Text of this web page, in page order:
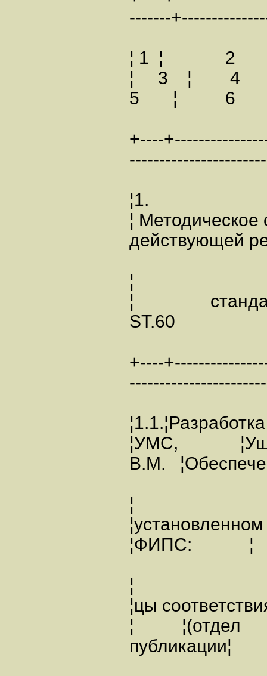
-------
¦ 1 ¦
¦ 3 ¦
5 ¦ 6
+----
¦1.
¦
¦
¦
+----
¦УМС,
В.М.
¦
¦ФИПС: ¦
¦
¦цы
¦ ¦(отдел